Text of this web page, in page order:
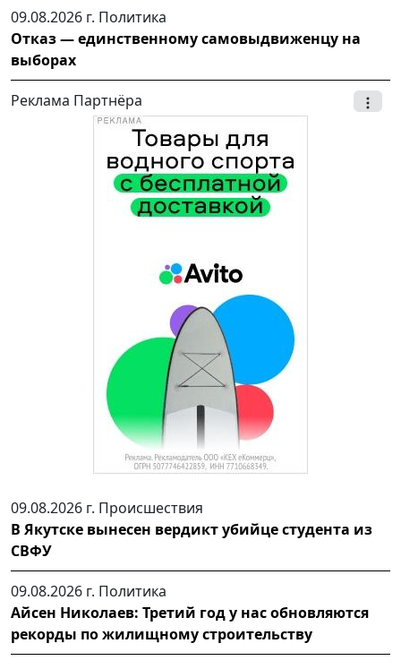
09.08.2026 г. Политика
Отказ — единственному самовыдвиженцу на
выборах
Реклама Партнёра
09.08.2026 г. Происшествия
В Якутске вынесен вердикт убийце студента из
СВФУ
09.08.2026 г. Политика
Айсен Николаев: Третий год у нас обновляются
рекорды по жилищному строительству